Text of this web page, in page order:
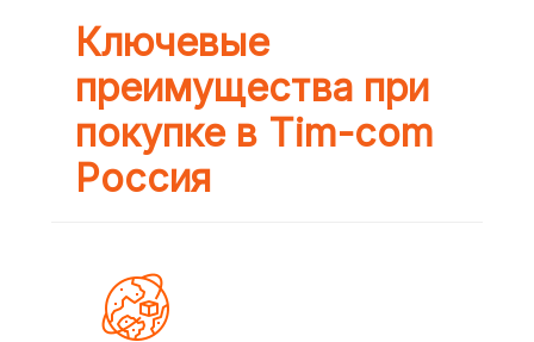
Ключевые
преимущества при
покупке в Tim-com
Россия